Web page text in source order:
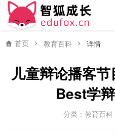
首页 教育百科 详情
儿童辩论播客
Best学
分类： 教育百科